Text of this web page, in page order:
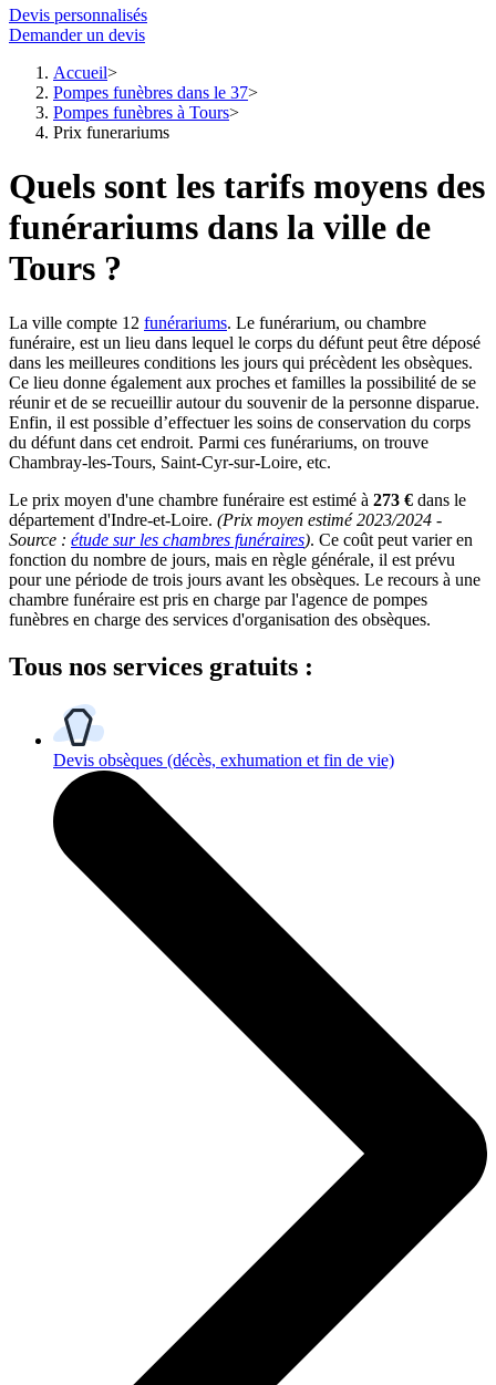
Devis personnalisés
Demander un devis
Accueil
Pompes funèbres dans le 37
Pompes funèbres à Tours
Prix funerariums
Quels sont les tarifs moyens des
funérariums dans la ville de
Tours ?
La ville compte 12 funérariums. Le funérarium, ou chambre
funéraire, est un lieu dans lequel le corps du défunt peut être déposé
dans les meilleures conditions les jours qui précèdent les obsèques.
Ce lieu donne également aux proches et familles la possibilité de se
réunir et de se recueillir autour du souvenir de la personne disparue.
Enfin, il est possible d’effectuer les soins de conservation du corps
du défunt dans cet endroit. Parmi ces funérariums, on trouve
Chambray-les-Tours, Saint-Cyr-sur-Loire, etc.
Le prix moyen d'une chambre funéraire est estimé à 273 € dans le
département d'Indre-et-Loire. (Prix moyen estimé 2023/2024 -
Source : étude sur les chambres funéraires). Ce coût peut varier en
fonction du nombre de jours, mais en règle générale, il est prévu
pour une période de trois jours avant les obsèques. Le recours à une
chambre funéraire est pris en charge par l'agence de pompes
funèbres en charge des services d'organisation des obsèques.
Tous nos services gratuits :
Devis obsèques (décès, exhumation et fin de vie)